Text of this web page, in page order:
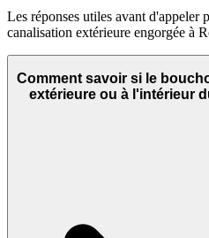
Les réponses utiles avant d'appeler
canalisation extérieure engorgée à
Comment savoir si le
extérieure ou à l'intérieur